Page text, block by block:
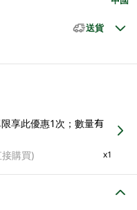
送貨
享此優惠1次；數量有
購買) x1